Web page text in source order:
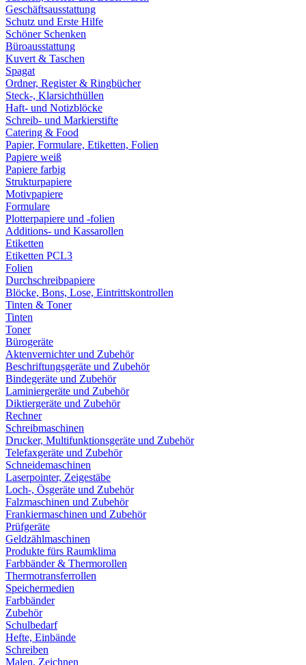
Geschäftsausstattung
Schutz und Erste Hilfe
Schöner Schenken
Büroausstattung
Kuvert & Taschen
Spagat
Ordner, Register & Ringbücher
Steck-, Klarsichthüllen
Haft- und Notizblöcke
Schreib- und Markierstifte
Catering & Food
Papier, Formulare, Etiketten, Folien
Papiere weiß
Papiere farbig
Strukturpapiere
Motivpapiere
Formulare
Plotterpapiere und -folien
Additions- und Kassarollen
Etiketten
Etiketten PCL3
Folien
Durchschreibpapiere
Blöcke, Bons, Lose, Eintrittskontrollen
Tinten & Toner
Tinten
Toner
Bürogeräte
Aktenvernichter und Zubehör
Beschriftungsgeräte und Zubehör
Bindegeräte und Zubehör
Laminiergeräte und Zubehör
Diktiergeräte und Zubehör
Rechner
Schreibmaschinen
Drucker, Multifunktionsgeräte und Zubehör
Telefaxgeräte und Zubehör
Schneidemaschinen
Laserpointer, Zeigestäbe
Loch-, Ösgeräte und Zubehör
Falzmaschinen und Zubehör
Frankiermaschinen und Zubehör
Prüfgeräte
Geldzählmaschinen
Produkte fürs Raumklima
Farbbänder & Thermorollen
Thermotransferrollen
Speichermedien
Farbbänder
Zubehör
Schulbedarf
Hefte, Einbände
Schreiben
Malen, Zeichnen